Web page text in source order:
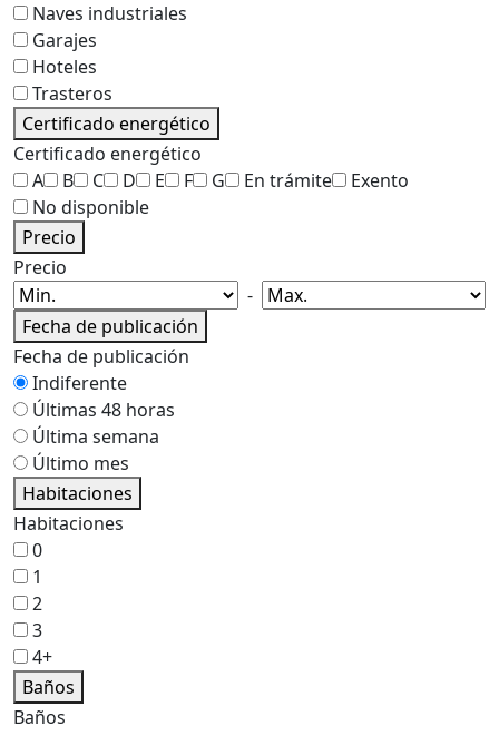
Naves industriales
Garajes
Hoteles
Trasteros
Certificado energético
Certificado energético
A
B C D E F G En trámite
Exento
No disponible
Precio
Precio
-
Fecha de publicación
Fecha de publicación
Indiferente
Últimas 48 horas
Última semana
Último mes
Habitaciones
Habitaciones
0
1
2
3
4+
Baños
Baños